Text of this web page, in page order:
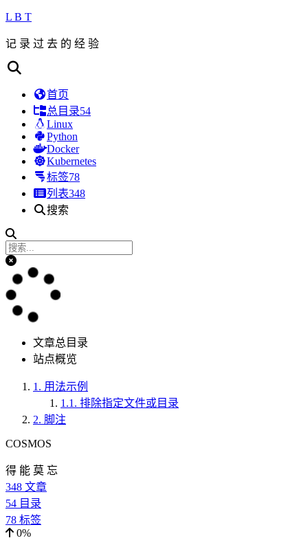
L B T
记 录 过 去 的 经 验
首页
总目录54
Linux
Python
Docker
Kubernetes
标签78
列表348
搜索
文章总目录
站点概览
1. 用法示例
1.1. 排除指定文件或目录
2. 脚注
COSMOS
得 能 莫 忘
348 文章
54 目录
78 标签
0%